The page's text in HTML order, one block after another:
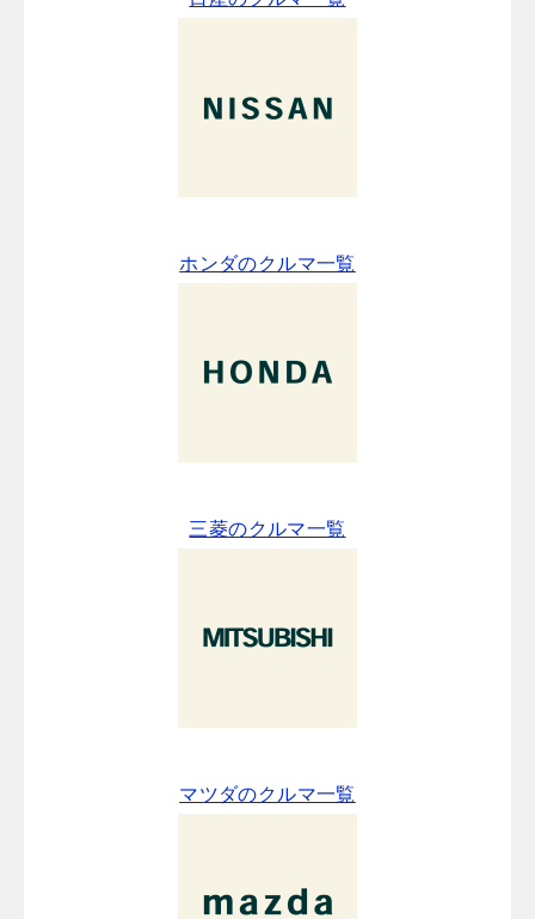
ホンダのクルマ一覧
三菱のクルマ一覧
マツダのクルマ一覧